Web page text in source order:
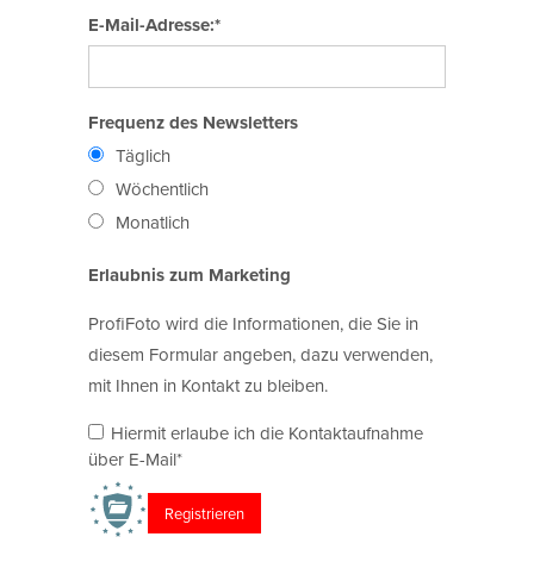
E-Mail-Adresse:*
Frequenz des Newsletters
Täglich
Wöchentlich
Monatlich
Erlaubnis zum Marketing
ProfiFoto wird die Informationen, die Sie in
diesem Formular angeben, dazu verwenden,
mit Ihnen in Kontakt zu bleiben.
Hiermit erlaube ich die Kontaktaufnahme
über E-Mail*